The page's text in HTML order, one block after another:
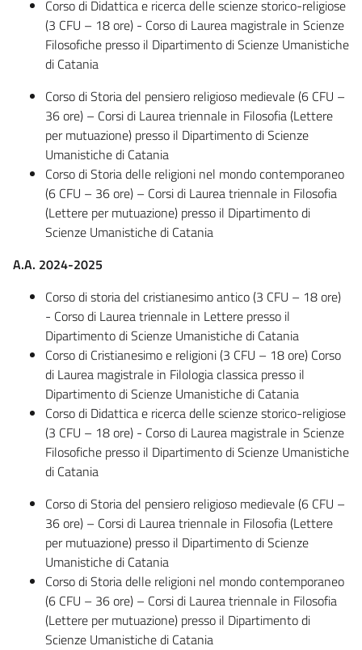
Corso di Didattica e ricerca delle scienze storico-religiose
(3 CFU – 18 ore) - Corso di Laurea magistrale in Scienze
Filosofiche presso il Dipartimento di Scienze Umanistiche
di Catania
Corso di Storia del pensiero religioso medievale (6 CFU –
36 ore) – Corsi di Laurea triennale in Filosofia (Lettere
per mutuazione) presso il Dipartimento di Scienze
Umanistiche di Catania
Corso di Storia delle religioni nel mondo contemporaneo
(6 CFU – 36 ore) – Corsi di Laurea triennale in Filosofia
(Lettere per mutuazione) presso il Dipartimento di
Scienze Umanistiche di Catania
A.A. 2024-2025
Corso di storia del cristianesimo antico (3 CFU – 18 ore)
- Corso di Laurea triennale in Lettere presso il
Dipartimento di Scienze Umanistiche di Catania
Corso di Cristianesimo e religioni (3 CFU – 18 ore) Corso
di Laurea magistrale in Filologia classica presso il
Dipartimento di Scienze Umanistiche di Catania
Corso di Didattica e ricerca delle scienze storico-religiose
(3 CFU – 18 ore) - Corso di Laurea magistrale in Scienze
Filosofiche presso il Dipartimento di Scienze Umanistiche
di Catania
Corso di Storia del pensiero religioso medievale (6 CFU –
36 ore) – Corsi di Laurea triennale in Filosofia (Lettere
per mutuazione) presso il Dipartimento di Scienze
Umanistiche di Catania
Corso di Storia delle religioni nel mondo contemporaneo
(6 CFU – 36 ore) – Corsi di Laurea triennale in Filosofia
(Lettere per mutuazione) presso il Dipartimento di
Scienze Umanistiche di Catania